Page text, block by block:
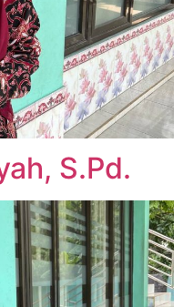
S.Pd.